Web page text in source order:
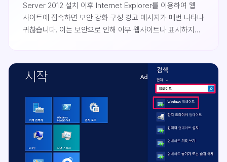
Server 2012 설치 이후 Internet Explorer를 이용하여 웹
사이트에 접속하면 보안 강화 구성 경고 메시지가 매번 나타나
귀찮습니다. 이는 보안으로 인해 아무 웹사이트나 표시하지
번거로우므로 설정을 해제하고 사용하는 방법을 알아보도록
하겠습니다. 단 실제 운영환경에서는 보안에 대해 민감하니
설정을 해제하는 것을 권장하지는 않습니다.Internet
Explorer 보안 강화 구성이 설정한 보안 수준으로 인해
아래에 표시된 웹 사이트의 콘텐츠를 표시할 수 없습니다.서버
관리자를 실행합니다.로컬 서버 > I..